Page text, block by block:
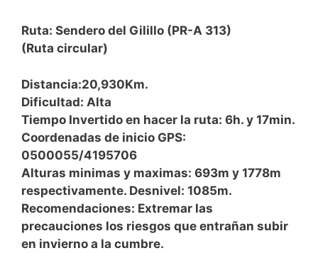
Ruta: Sendero del Gilillo (PR-A 313)
(Ruta circular)
Distancia:20,930Km.
Dificultad: Alta
Tiempo Invertido en hacer la ruta: 6h. y 17min.
Coordenadas de inicio GPS:
0500055/4195706
Alturas minimas y maximas: 693m y 1778m
respectivamente. Desnivel: 1085m.
Recomendaciones: Extremar las
precauciones los riesgos que entrañan subir
en invierno a la cumbre.